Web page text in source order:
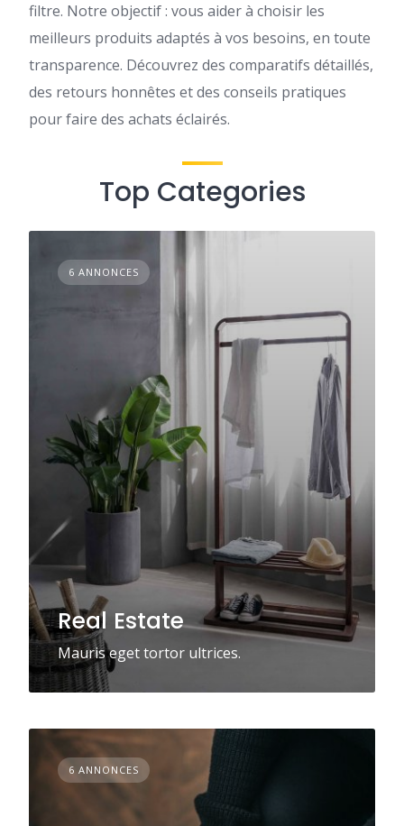
filtre. Notre objectif : vous aider à choisir les
meilleurs produits adaptés à vos besoins, en toute
transparence. Découvrez des comparatifs détaillés,
des retours honnêtes et des conseils pratiques
pour faire des achats éclairés.
Top Categories
6 ANNONCES
Real Estate
Mauris eget tortor ultrices.
6 ANNONCES